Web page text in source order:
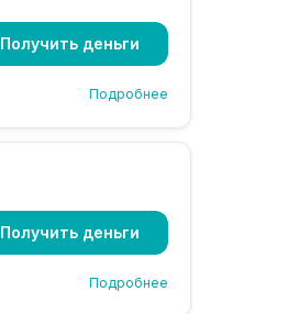
Получить деньги
Подробнее
Получить деньги
Подробнее